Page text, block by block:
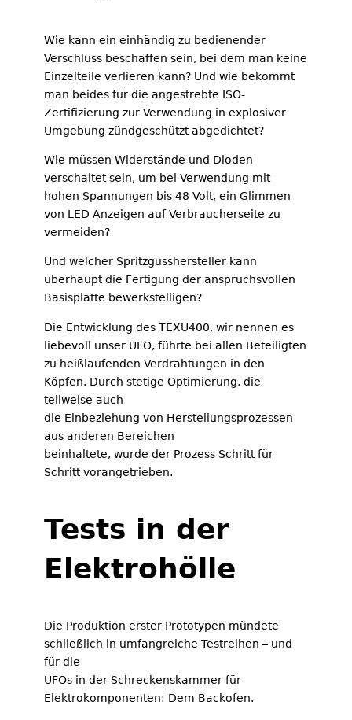
Wie kann ein einhändig zu bedienender
Verschluss beschaffen sein, bei dem man keine
Einzelteile verlieren kann? Und wie bekommt
man beides für die angestrebte ISO-
Zertifizierung zur Verwendung in explosiver
Umgebung zündgeschützt abgedichtet?
Wie müssen Widerstände und Dioden
verschaltet sein, um bei Verwendung mit
hohen Spannungen bis 48 Volt, ein Glimmen
von LED Anzeigen auf Verbraucherseite zu
vermeiden?
Und welcher Spritzgusshersteller kann
überhaupt die Fertigung der anspruchsvollen
Basisplatte bewerkstelligen?
Die Entwicklung des TEXU400, wir nennen es
liebevoll unser UFO, führte bei allen Beteiligten
zu heißlaufenden Verdrahtungen in den
Köpfen. Durch stetige Optimierung, die
teilweise auch
die Einbeziehung von Herstellungsprozessen
aus anderen Bereichen
beinhaltete, wurde der Prozess Schritt für
Schritt vorangetrieben.
Tests in der
Elektrohölle
Die Produktion erster Prototypen mündete
schließlich in umfangreiche Testreihen – und
für die
UFOs in der Schreckenskammer für
Elektrokomponenten: Dem Backofen.